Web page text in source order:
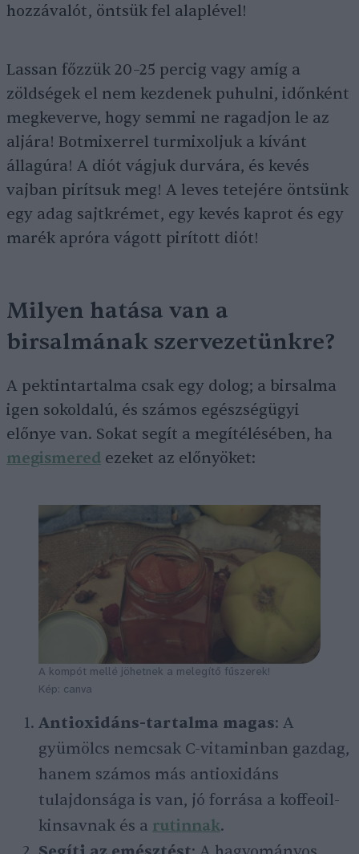
hozzávalót, öntsük fel alaplével!
Lassan főzzük 20–25 percig vagy amíg a
zöldségek el nem kezdenek puhulni, időnként
megkeverve, hogy semmi ne ragadjon le az
aljára! Botmixerrel turmixoljuk a kívánt
állagúra! A diót vágjuk durvára, és kevés
vajban pirítsuk meg! A leves tetejére öntsünk
egy adag sajtkrémet, egy kevés kaprot és egy
marék apróra vágott pirított diót!
Milyen hatása van a
birsalmának szervezetünkre?
A pektintartalma csak egy dolog; a birsalma
igen sokoldalú, és számos egészségügyi
előnye van. Sokat segít a megítélésében, ha
megismered ezeket az előnyöket:
A kompót mellé jöhetnek a melegítő fűszerek!
Kép: canva
Antioxidáns-tartalma magas: A
gyümölcs nemcsak C-vitaminban gazdag,
hanem számos más antioxidáns
tulajdonsága is van, jó forrása a koffeoil-
kinsavnak és a rutinnak.